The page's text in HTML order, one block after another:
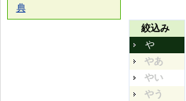
絞込み
や
やあ
やい
やう
典